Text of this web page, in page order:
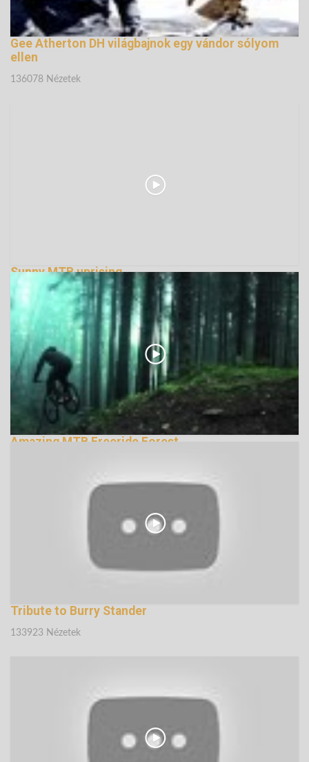
Gee Atherton DH világbajnok egy vándor sólyom
ellen
136078 Nézetek
Sunny MTB uprising...
135190 Nézetek
Amazing MTB Freeride Forest
Tribute to Burry Stander
133923 Nézetek